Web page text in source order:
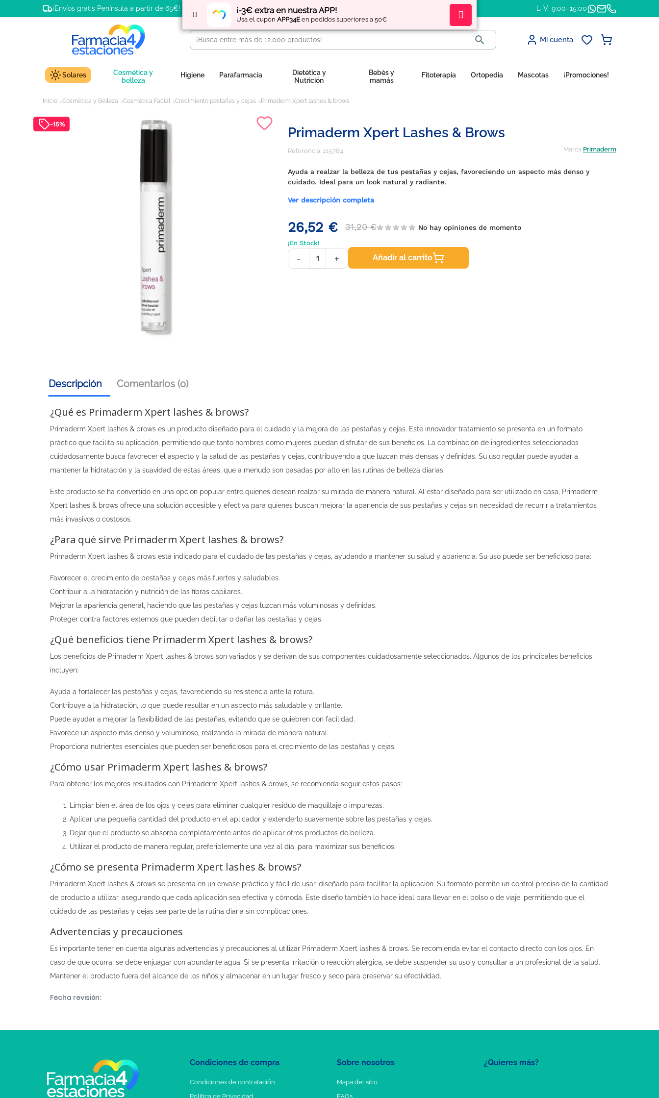
¡-3€ extra en nuestra APP!
Usa el cupón APP34E en pedidos superiores a 50€
¡Envíos gratis Península a partir de 65€! Regístratey obtén L–V: 9:00–15:00
 Mi cuenta
Solares
Cosmética y
belleza
Higiene Parafarmacia
Dietética y
Nutrición
Bebés y
mamás
Fitoterapia Ortopedia Mascotas ¡Promociones!
Inicio Cosmética y Belleza Cosmética Facial Crecimiento pestañas y cejas Primaderm Xpert lashes & brows
-15%
Primaderm Xpert Lashes & Brows
Referencia: 215784 Marca Primaderm
Ayuda a realzar la belleza de tus pestañas y cejas, favoreciendo un aspecto más denso y
cuidado. Ideal para un look natural y radiante.
Ver descripción completa
26,52 € 31,20 € No hay opiniones de momento
¡En Stock!
- + Añadir al carrito
Descripción Comentarios (0)
¿Qué es Primaderm Xpert lashes & brows?
Primaderm Xpert lashes & brows es un producto diseñado para el cuidado y la mejora de las pestañas y cejas. Este innovador tratamiento se presenta en un formato
práctico que facilita su aplicación, permitiendo que tanto hombres como mujeres puedan disfrutar de sus beneficios. La combinación de ingredientes seleccionados
cuidadosamente busca favorecer el aspecto y la salud de las pestañas y cejas, contribuyendo a que luzcan más densas y definidas. Su uso regular puede ayudar a
mantener la hidratación y la suavidad de estas áreas, que a menudo son pasadas por alto en las rutinas de belleza diarias.
Este producto se ha convertido en una opción popular entre quienes desean realzar su mirada de manera natural. Al estar diseñado para ser utilizado en casa, Primaderm
Xpert lashes & brows ofrece una solución accesible y efectiva para quienes buscan mejorar la apariencia de sus pestañas y cejas sin necesidad de recurrir a tratamientos
más invasivos o costosos.
¿Para qué sirve Primaderm Xpert lashes & brows?
Primaderm Xpert lashes & brows está indicado para el cuidado de las pestañas y cejas, ayudando a mantener su salud y apariencia. Su uso puede ser beneficioso para:
Favorecer el crecimiento de pestañas y cejas más fuertes y saludables.
Contribuir a la hidratación y nutrición de las fibras capilares.
Mejorar la apariencia general, haciendo que las pestañas y cejas luzcan más voluminosas y definidas.
Proteger contra factores externos que pueden debilitar o dañar las pestañas y cejas.
¿Qué beneficios tiene Primaderm Xpert lashes & brows?
Los beneficios de Primaderm Xpert lashes & brows son variados y se derivan de sus componentes cuidadosamente seleccionados. Algunos de los principales beneficios
incluyen:
Ayuda a fortalecer las pestañas y cejas, favoreciendo su resistencia ante la rotura.
Contribuye a la hidratación, lo que puede resultar en un aspecto más saludable y brillante.
Puede ayudar a mejorar la flexibilidad de las pestañas, evitando que se quiebren con facilidad.
Favorece un aspecto más denso y voluminoso, realzando la mirada de manera natural.
Proporciona nutrientes esenciales que pueden ser beneficiosos para el crecimiento de las pestañas y cejas.
¿Cómo usar Primaderm Xpert lashes & brows?
Para obtener los mejores resultados con Primaderm Xpert lashes & brows, se recomienda seguir estos pasos:
Limpiar bien el área de los ojos y cejas para eliminar cualquier residuo de maquillaje o impurezas.
Aplicar una pequeña cantidad del producto en el aplicador y extenderlo suavemente sobre las pestañas y cejas.
Dejar que el producto se absorba completamente antes de aplicar otros productos de belleza.
Utilizar el producto de manera regular, preferiblemente una vez al día, para maximizar sus beneficios.
¿Cómo se presenta Primaderm Xpert lashes & brows?
Primaderm Xpert lashes & brows se presenta en un envase práctico y fácil de usar, diseñado para facilitar la aplicación. Su formato permite un control preciso de la cantidad
de producto a utilizar, asegurando que cada aplicación sea efectiva y cómoda. Este diseño también lo hace ideal para llevar en el bolso o de viaje, permitiendo que el
cuidado de las pestañas y cejas sea parte de la rutina diaria sin complicaciones.
Advertencias y precauciones
Es importante tener en cuenta algunas advertencias y precauciones al utilizar Primaderm Xpert lashes & brows. Se recomienda evitar el contacto directo con los ojos. En
caso de que ocurra, se debe enjuagar con abundante agua. Si se presenta irritación o reacción alérgica, se debe suspender su uso y consultar a un profesional de la salud.
Mantener el producto fuera del alcance de los niños y almacenar en un lugar fresco y seco para preservar su efectividad.
Fecha revisión:
¿Quieres más?
Condiciones de compra
Condiciones de contratación
Política de Privacidad
Sobre nosotros
Mapa del sitio
FAQs